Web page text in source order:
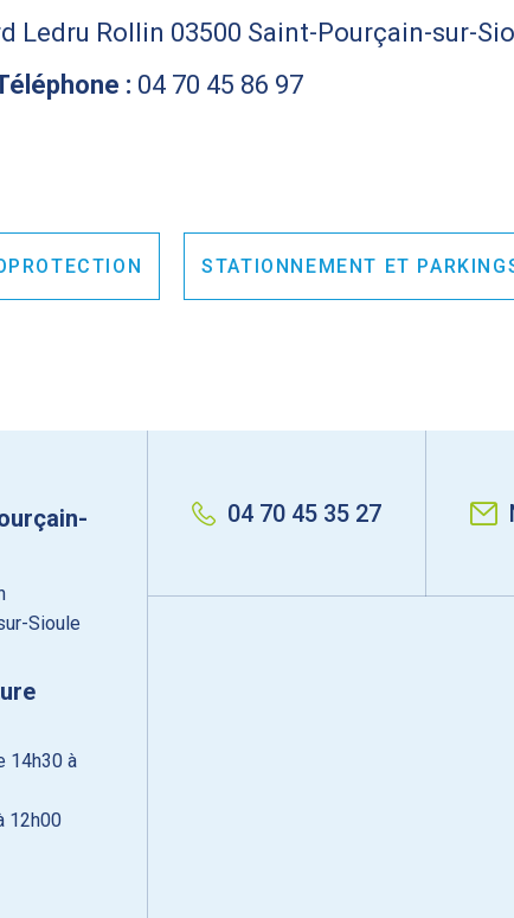
Ledru Rollin 03500 Saint-Pourçain-sur-
: 04 70 45 86 97
STATIONNEMENT ET
Sioule
14h30 à
12h00
04 70 45 35 27